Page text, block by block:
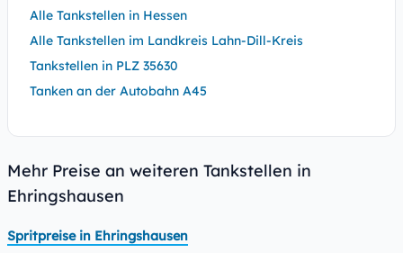
Alle Tankstellen in Hessen
Alle Tankstellen im Landkreis Lahn-Dill-Kreis
Tankstellen in PLZ 35630
Tanken an der Autobahn A45
Mehr Preise an weiteren Tankstellen in
Ehringshausen
Spritpreise in Ehringshausen